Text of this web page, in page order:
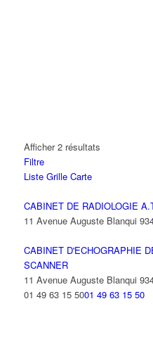
Afficher 2 résultats
Filtre
Liste Grille Carte
CABINET DE RADIOLOGIE
11 Avenue Auguste Blanqui
CABINET D'ECHOGRAPHIE
SCANNER
11 Avenue Auguste Blanqui
01 49 63 15 5001 49 63 15 50